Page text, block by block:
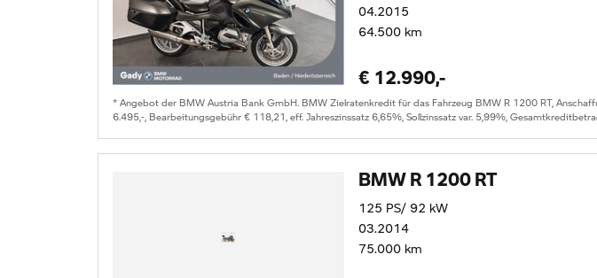
04.2015
64.500 km
€ 12.990,-
* Angebot der BMW Austria Bank GmbH. BMW Zielratenkredit für das Fahrzeug BMW R 1200 RT,
6.495,-, Bearbeitungsgebühr € 118,21, eff. Jahreszinssatz 6,65%, Sollzinssatz var. 5,99%,
BMW R 1200 RT
125 PS/ 92 kW
03.2014
75.000 km